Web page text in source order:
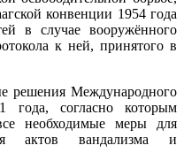
конвенции 1954 года
в случае вооружённого
к ней, принятого в
решения Международного
согласно которым
необходимые меры для
актов вандализма и